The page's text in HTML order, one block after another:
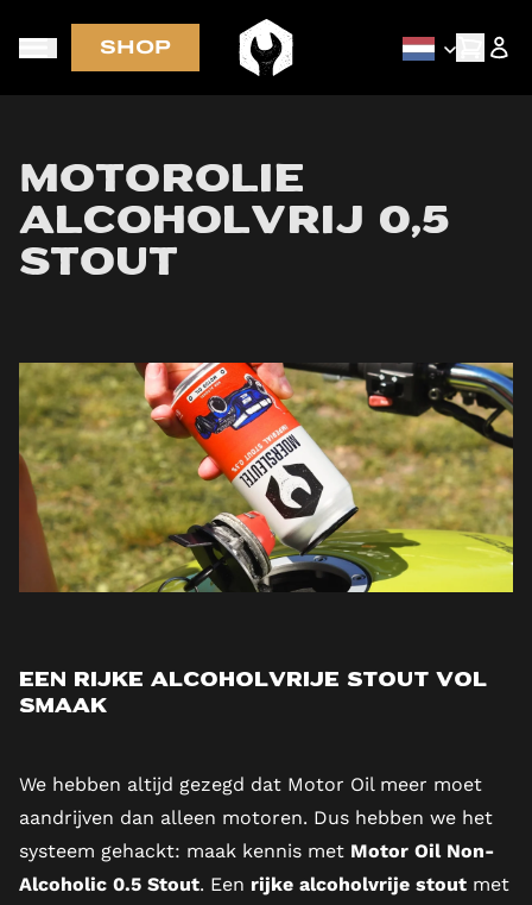
SHOP
GRATIS VERZENDING in NL-BE-DE-FR
dan € 70
Motorolie
Alcoholvrij 0,5
Stout
Een rijke alcoholvrije Stout vol
smaak
We hebben altijd gezegd dat Motor Oil meer moet
aandrijven dan alleen motoren. Dus hebben we het
systeem gehackt: maak kennis met Motor Oil Non-
Alcoholic 0.5 Stout. Een rijke alcoholvrije stout met